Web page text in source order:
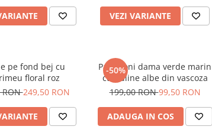
VEZI VARIANTE
pe fond bej cu
floral roz
RON249,50 RON
-50%
Pantaloni dama verde marin
cu buline albe din vascoza
199,00 RON99,50 RON
ADAUGA IN COS